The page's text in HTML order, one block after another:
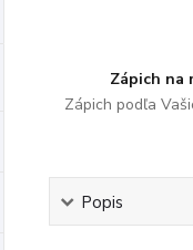
Zápich na
Zápich podľa
Popis